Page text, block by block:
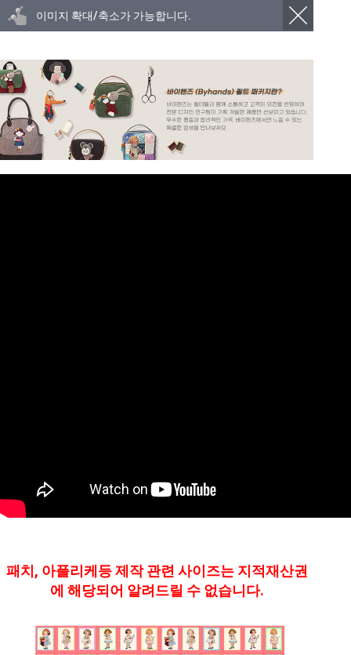
이미지 확대/축소가 가능합니다.
패치, 아플리케등 제작 관련 사이즈는 지적재산권
에 해당되어 알려드릴 수 없습니다.